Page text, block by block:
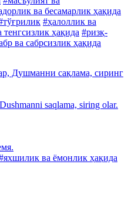
ва бесамарлик ҳақида
#ҳалоллик ва
тенгсизлик ҳақида #ризқ-
ва сабрсизлик ҳақида
Душманни сақлама, сиринг
saqlama, siring olar.
ва ёмонлик ҳақида